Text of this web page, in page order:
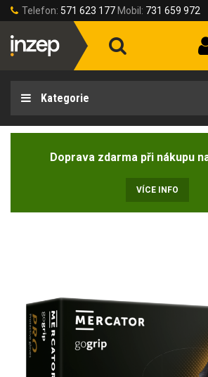
Telefon: 571 623 177 Mobil: 731 659 972
Kategorie
Doprava zdarma při nákupu
VÍCE INFO